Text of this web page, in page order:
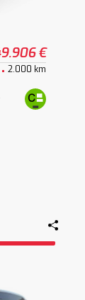
€
2.000 km